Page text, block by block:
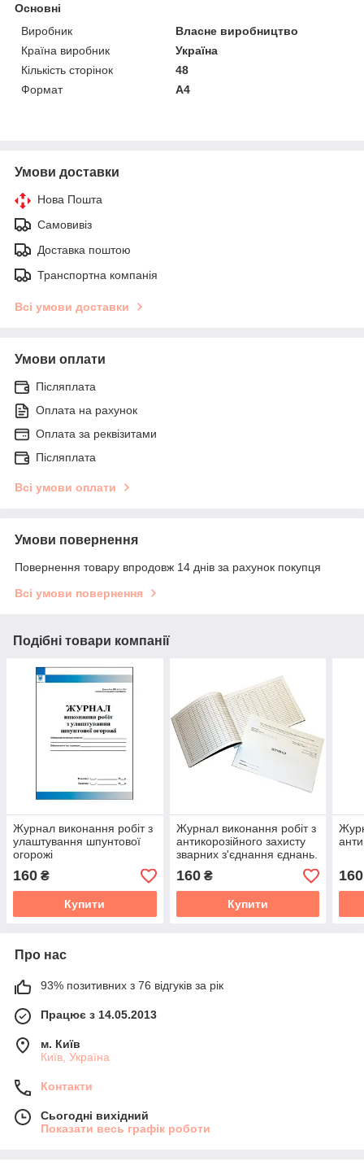
Основні
Виробник
Власне виробництво
Країна виробник
Україна
Кількість сторінок
48
Формат
A4
Умови доставки
Нова Пошта
Самовивіз
Доставка поштою
Транспортна компанія
Всі умови доставки
Умови оплати
Післяплата
Оплата на рахунок
Оплата за реквізитами
Післяплата
Всі умови оплати
Умови повернення
Повернення товару впродовж 14 днів за рахунок покупця
Всі умови повернення
Подібні товари компанії
Журнал виконання робіт з
улаштування шпунтової
огорожі
160 ₴
Купити
Журнал виконання робіт з
антикорозійного захисту
зварних з'єднання єднань.
160₴
Купити
160
Про нас
93% позитивних з 76 відгуків за рік
Працює з 14.05.2013
м. Київ
Київ, Україна
Контакти
Сьогодні вихідний
Показати весь графік роботи